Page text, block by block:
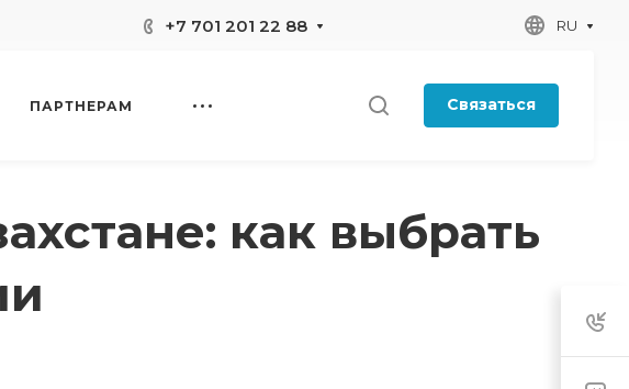
+7 701 201 22 88 RU
ПАРТНЕРАМ Связаться
как выбрать